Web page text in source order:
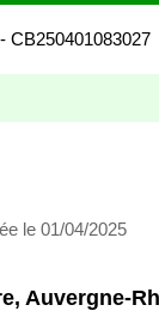
CB250401083027
le 01/04/2025
, Auvergne-